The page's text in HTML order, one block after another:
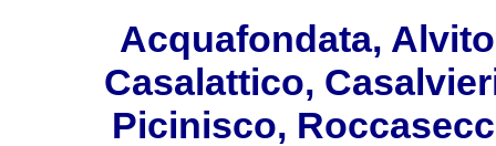
Acquafondata,
Casalattico,
Picinisco,